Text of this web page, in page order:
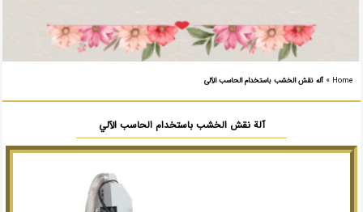
Home
» آله نقش الخشب باستخدام الحاسب الآلی
آلة نقش الخشب باستخدام الحاسب الآلي